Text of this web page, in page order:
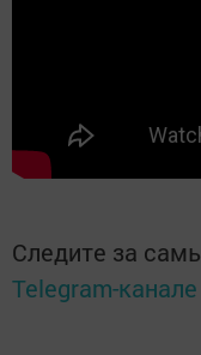
Следите за
Telegram-канале